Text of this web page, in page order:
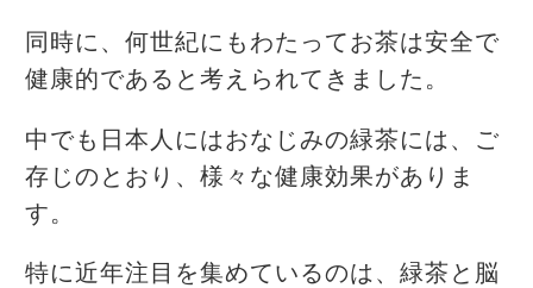
同時に、何世紀にもわたってお茶は安全で
健康的であると考えられてきました。
中でも日本人にはおなじみの緑茶には、ご
存じのとおり、様々な健康効果がありま
す。
特に近年注目を集めているのは、緑茶と脳